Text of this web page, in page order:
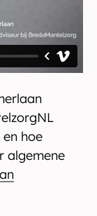
hoe
algemene